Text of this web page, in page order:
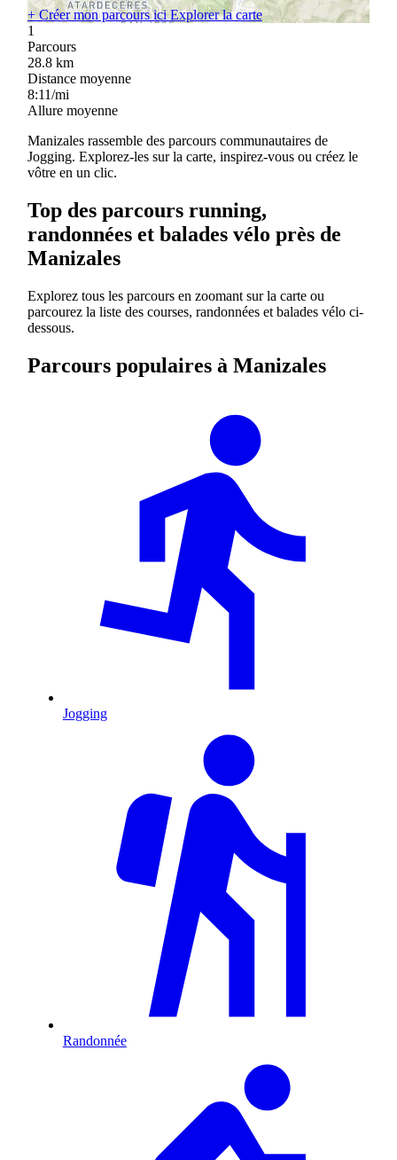
+Créer mon parcours iciExplorer la carte
1
Parcours
28.8 km
Distance moyenne
8:11/mi
Allure moyenne
Manizales rassemble des parcours communautaires de
Jogging. Explorez-les sur la carte, inspirez-vous ou créez le
vôtre en un clic.
Top des parcours running,
randonnées et balades vélo près de
Manizales
Explorez tous les parcours en zoomant sur la carte ou
parcourez la liste des courses, randonnées et balades vélo ci-
dessous.
Parcours populaires à Manizales
Jogging
Randonnée